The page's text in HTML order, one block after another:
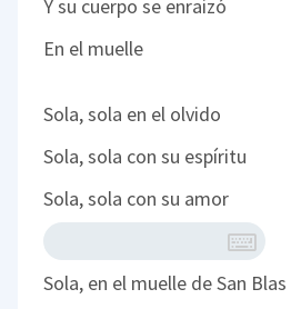
Y su cuerpo se enraizó
En el muelle
Sola, sola en el olvido
Sola, sola con su espíritu
Sola, sola con su amor
Sola, en el muelle de San Blas